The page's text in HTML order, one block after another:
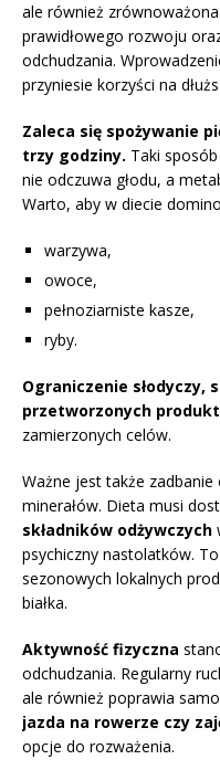
ale również
prawidłowego rozwoju
odchudzania.
przyniesie korzyści na
Zaleca się spożywanie
trzy godziny. Taki
nie odczuwa głodu, a
Warto, aby w diecie
warzywa,
owoce,
pełnoziarniste kasze,
ryby.
Ograniczenie słodyczy,
przetworzonych
zamierzonych celów.
Ważne jest także
minerałów. Dieta musi
składników odżywczych
psychiczny nastolatków.
sezonowych lokalnych
białka.
Aktywność fizyczna
odchudzania. Regularny
ale również poprawia
jazda na rowerze czy
opcje do rozważenia.